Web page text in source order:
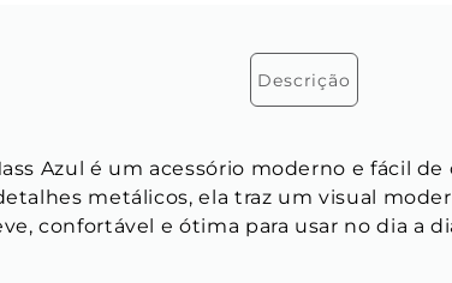
Descrição
Azul é um acessório moderno e fácil
metálicos, ela traz um visual
confortável e ótima para usar no dia a